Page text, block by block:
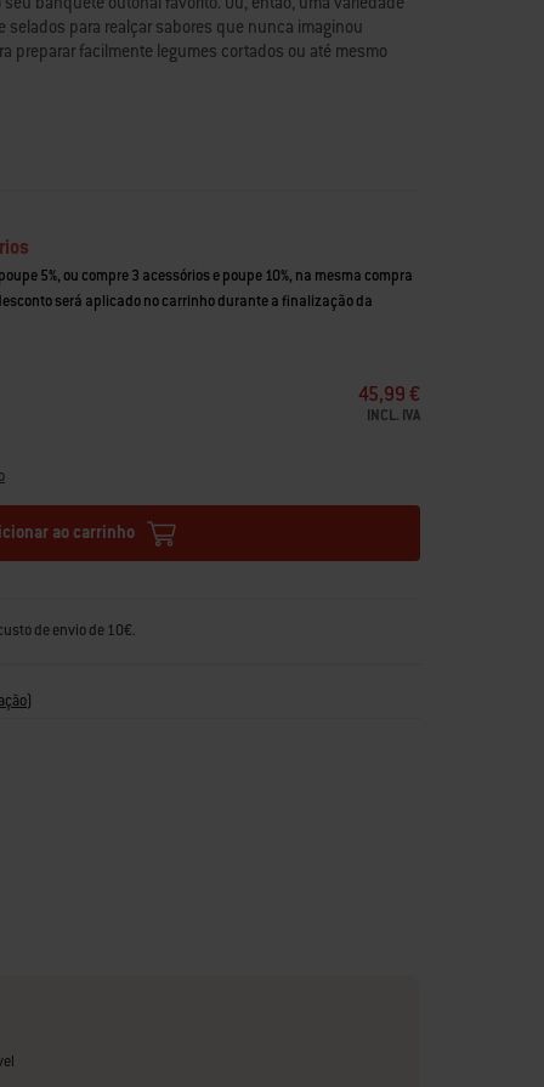
para realçar sabores que nunca imaginou
preparar facilmente legumes cortados ou até mesmo
5%, ou compre 3 acessórios e poupe 10%, na mesma compra
será aplicado no carrinho durante a finalização da
45,99 €
INCL. IVA
ao carrinho
de envio de 10€.
)